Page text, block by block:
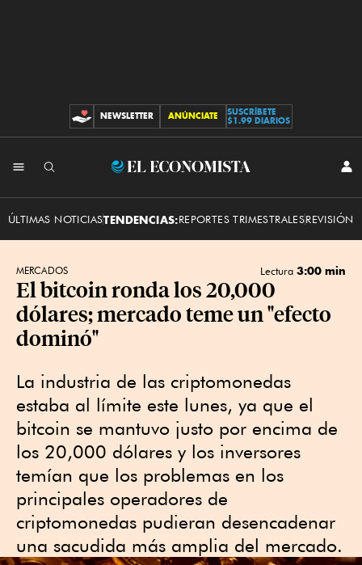
CONTRIBUCIONES
NEWSLETTER ANÚNCIATE
SUSCRÍBETE
$1.99 DIARIOS
El
ÚLTIMAS NOTICIASTENDENCIAS:REPORTES TRIMESTRALESREVISIÓN
MERCADOS Lectura 3:00 min
El bitcoin ronda los 20,000
dólares; mercado teme un "efecto
dominó"
La industria de las criptomonedas
estaba al límite este lunes, ya que el
bitcoin se mantuvo justo por encima de
los 20,000 dólares y los inversores
temían que los problemas en los
principales operadores de
criptomonedas pudieran desencadenar
una sacudida más amplia del mercado.